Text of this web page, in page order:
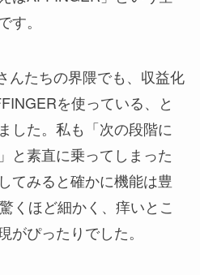
。
んたちの界隈でも、収益化
を使っている、と
した。私も「次の段階に
と素直に乗ってしまった
てみると確かに機能は豊
くほど細かく、痒いとこ
がぴったりでした。